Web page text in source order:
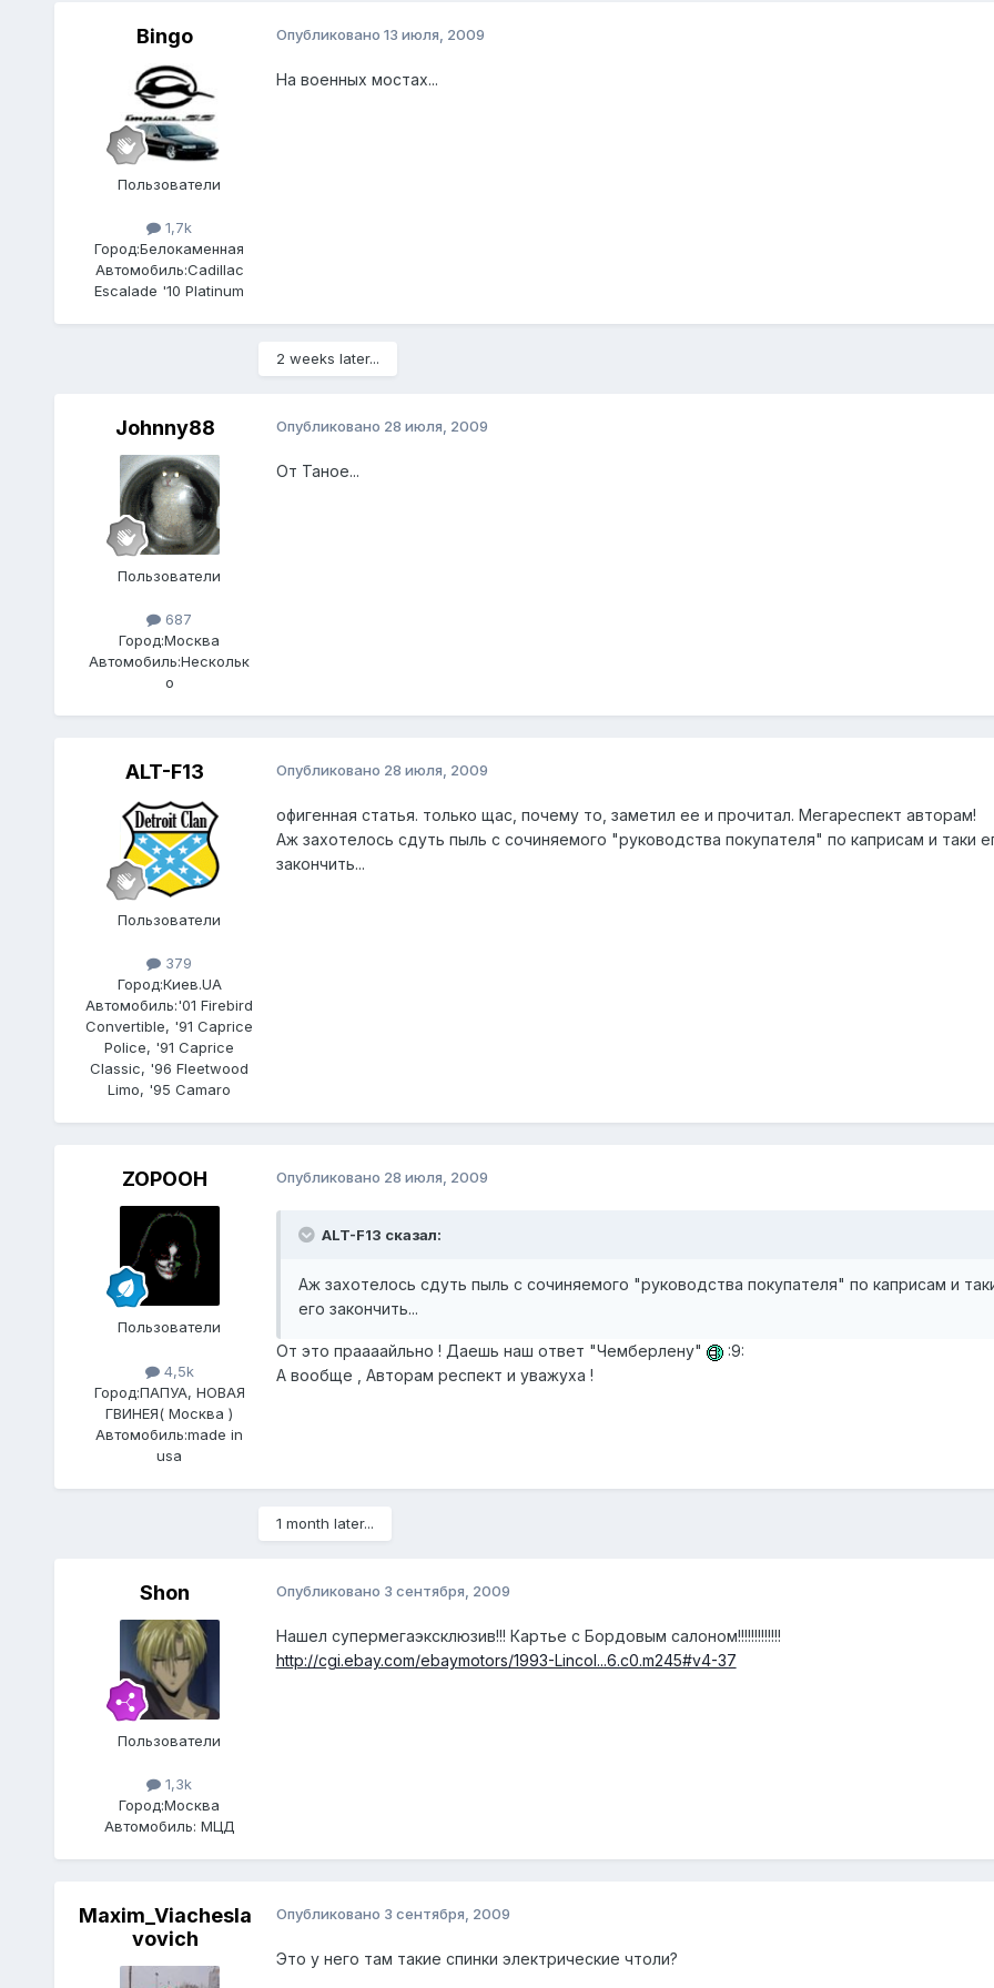
Bingo
Пользователи
1,7k
Город:Белокаменная
Автомобиль:Cadillac
Escalade '10 Platinum
Опубликовано 13 июля, 2009
На военных мостах...
2 weeks later...
Johnny88
Пользователи
687
Город:Москва
Автомобиль:Нескольк
о
Опубликовано 28 июля, 2009
От Таное...
ALT-F13
Пользователи
379
Город:Киев.UA
Автомобиль:'01 Firebird
Convertible, '91 Caprice
Police, '91 Caprice
Classic, '96 Fleetwood
Limo, '95 Camaro
Опубликовано 28 июля, 2009
офигенная статья. только щас, почему то, заметил ее и прочитал. Мегареспект авторам!
Аж захотелось сдуть пыль с сочиняемого "руководства покупателя" по каприсам и таки
закончить...
ZOPOOH
Пользователи
4,5k
Город:ПАПУА, НОВАЯ
ГВИНЕЯ( Москва )
Автомобиль:made in
usa
Опубликовано 28 июля, 2009
ALT-F13 сказал:
Аж захотелось сдуть пыль с сочиняемого "руководства покупателя" по каприсам и
его закончить...
От это праааайльно ! Даешь наш ответ "Чемберлену"
:9:
А вообще , Авторам респект и уважуха !
1 month later...
Shon
Пользователи
1,3k
Город:Москва
Автомобиль: МЦД
Опубликовано 3 сентября, 2009
Нашел супермегаэксклюзив!!! Картье с Бордовым салоном!!!!!!!!!!!!!
http://cgi.ebay.com/ebaymotors/1993-Lincol...6.c0.m245#v4-37
Maxim_Viachesla
vovich
Опубликовано 3 сентября, 2009
Это у него там такие спинки электрические чтоли?